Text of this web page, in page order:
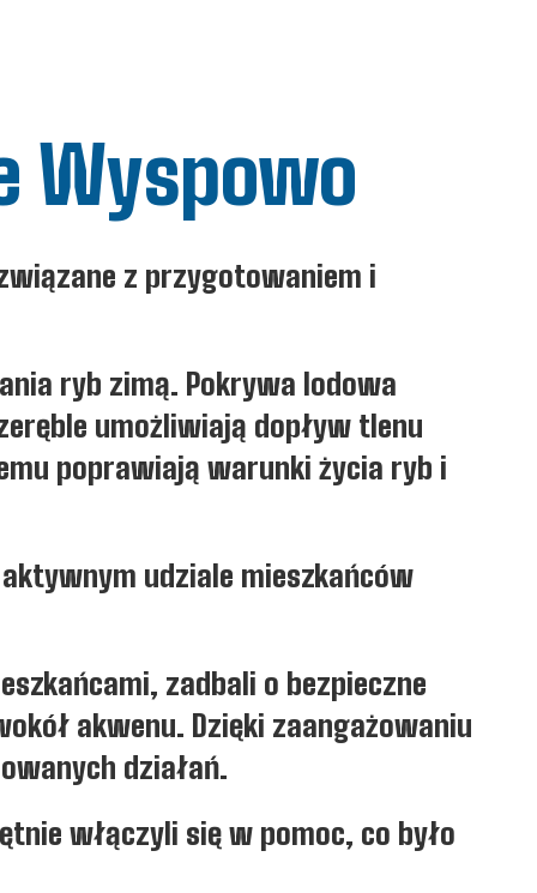
Wyspowo
z przygotowaniem i
ryb zimą. Pokrywa lodowa
umożliwiają dopływ tlenu
poprawiają warunki życia ryb i
udziale mieszkańców
zadbali o bezpieczne
akwenu. Dzięki zaangażowaniu
działań.
włączyli się w pomoc, co było